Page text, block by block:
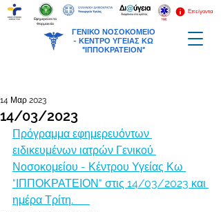
ΓΕΝΙΚΟ ΝΟΣΟΚΟΜΕΙΟ
- ΚΕΝΤΡΟ ΥΓΕΙΑΣ ΚΩ
"ΙΠΠΟΚΡΑΤΕΙΟΝ"
Επείγοντα
Εφημερεύοντα
Φαρμακεία
14/03/2023
14 Μαρ 2023
Πρόγραμμα εφημερευόντων
ειδικευμένων ιατρών Γενικού
Νοσοκομείου - Κέντρου Υγείας Κω
"ΙΠΠΟΚΡΑΤΕΙΟΝ" στις 14/03/2023 και
ημέρα Τρίτη.